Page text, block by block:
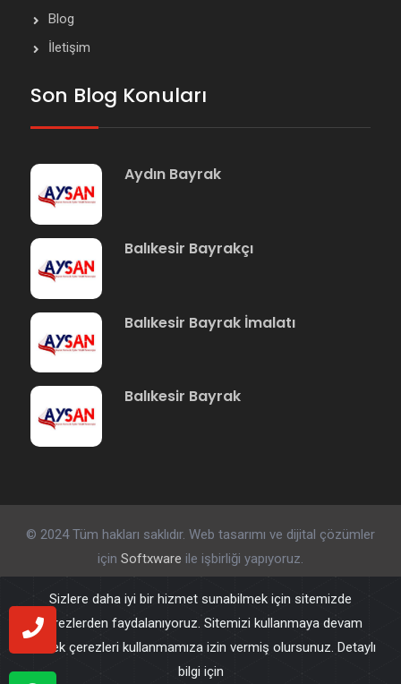
Blog
İletişim
Son Blog Konuları
Aydın Bayrak
Balıkesir Bayrakçı
Balıkesir Bayrak İmalatı
Balıkesir Bayrak
© 2024 Tüm hakları saklıdır. Web tasarımı ve dijital çözümler
için Softxware ile işbirliği yapıyoruz.
Sizlere daha iyi bir hizmet sunabilmek için sitemizde
çerezlerden faydalanıyoruz. Sitemizi kullanmaya devam
ederek çerezleri kullanmamıza izin vermiş olursunuz. Detaylı
bilgi için